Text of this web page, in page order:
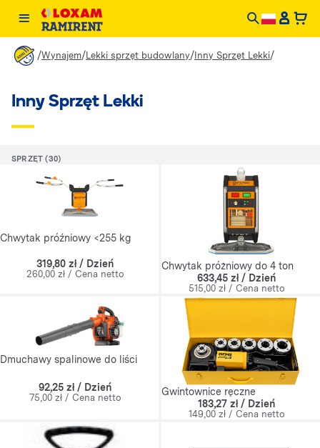
/Wynajem/Lekki sprzęt budowlany/ Inny Sprzęt Lekki/
Inny Sprzęt Lekki
SPRZĘT (30)
Chwytak próźniowy <255 kg
319,80 zł / Dzień
260,00 zł / Cena netto
Chwytak próżniowy do 4 ton
633,45 zł / Dzień
515,00 zł / Cena netto
Dmuchawy spalinowe do liści
92,25 zł / Dzień
75,00 zł / Cena netto
Gwintownice ręczne
183,27 zł / Dzień
149,00 zł / Cena netto